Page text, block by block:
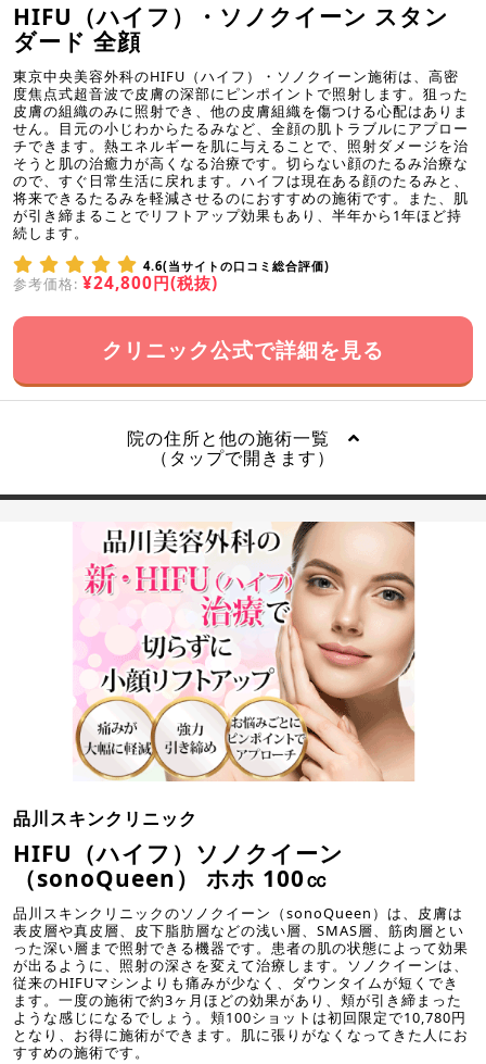
HIFU（ハイフ）・ソノクイーン スタン
ダード 全顔
東京中央美容外科のHIFU（ハイフ）・ソノクイーン施術は、高密
度焦点式超音波で皮膚の深部にピンポイントで照射します。狙った
皮膚の組織のみに照射でき、他の皮膚組織を傷つける心配はありま
せん。目元の小じわからたるみなど、全顔の肌トラブルにアプロー
チできます。熱エネルギーを肌に与えることで、照射ダメージを治
そうと肌の治癒力が高くなる治療です。切らない顔のたるみ治療な
ので、すぐ日常生活に戻れます。ハイフは現在ある顔のたるみと、
将来できるたるみを軽減させるのにおすすめの施術です。また、肌
が引き締まることでリフトアップ効果もあり、半年から1年ほど持
続します。
4.6(当サイトの口コミ総合評価)
参考価格: ¥24,800円(税抜)
クリニック公式で詳細を見る
院の住所と他の施術一覧
（タップで開きます）
品川スキンクリニック
HIFU（ハイフ）ソノクイーン
（sonoQueen） ホホ 100㏄
品川スキンクリニックのソノクイーン（sonoQueen）は、皮膚は
表皮層や真皮層、皮下脂肪層などの浅い層、SMAS層、筋肉層とい
った深い層まで照射できる機器です。患者の肌の状態によって効果
が出るように、照射の深さを変えて治療します。ソノクイーンは、
従来のHIFUマシンよりも痛みが少なく、ダウンタイムが短くでき
ます。一度の施術で約3ヶ月ほどの効果があり、頬が引き締まった
ような感じになるでしょう。頬100ショットは初回限定で10,780円
となり、お得に施術ができます。肌に張りがなくなってきた人にお
すすめの施術です。